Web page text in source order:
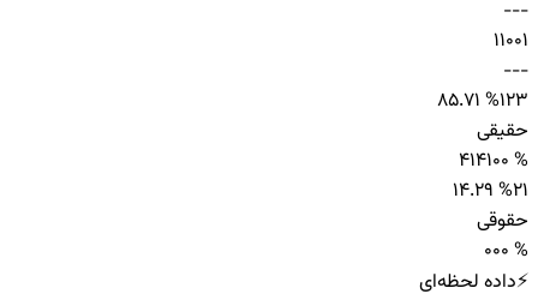
-
-
-
11001
-
-
-
3
12
85.71 %
حقیقی
100 %
14
4
1
2
14.29 %
حقوقی
0 %
0
0
⚡داده لحظه‌ای